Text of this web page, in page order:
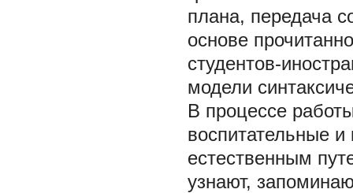
плана, передача
основе
студентов-
модели
В процессе
воспитательные и
естественным
узнают,